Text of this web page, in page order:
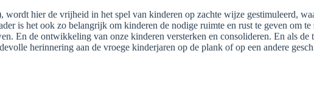
hier de vrijheid in het spel van kinderen op zachte wijze gestimuleerd,
is het ook zo belangrijk om kinderen de nodige ruimte en rust te geven om
En de ontwikkeling van onze kinderen versterken en consolideren. En als de
herinnering aan de vroege kinderjaren op de plank of op een andere